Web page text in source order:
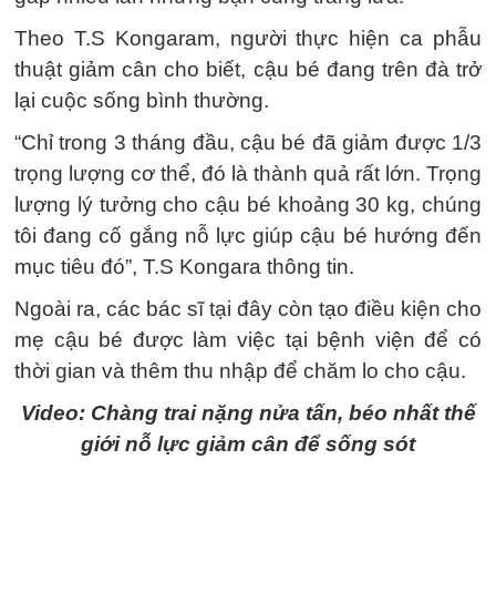
Theo T.S Kongaram, người thực hiện ca phẫu
thuật giảm cân cho biết, cậu bé đang trên đà trở
lại cuộc sống bình thường.
“Chỉ trong 3 tháng đầu, cậu bé đã giảm được 1/3
trọng lượng cơ thể, đó là thành quả rất lớn. Trọng
lượng lý tưởng cho cậu bé khoảng 30 kg, chúng
tôi đang cố gắng nỗ lực giúp cậu bé hướng đến
mục tiêu đó”, T.S Kongara thông tin.
Ngoài ra, các bác sĩ tại đây còn tạo điều kiện cho
mẹ cậu bé được làm việc tại bệnh viện để có
thời gian và thêm thu nhập để chăm lo cho cậu.
Video: Chàng trai nặng nửa tấn, béo nhất thế
giới nỗ lực giảm cân để sống sót